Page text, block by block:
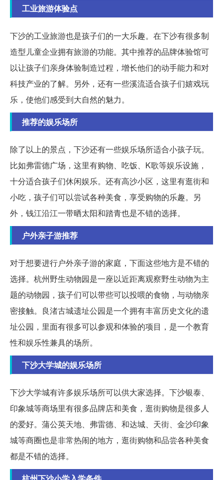
工业旅游体验点
下沙的工业旅游也是孩子们的一大乐趣。在下沙有很多制
造型儿童企业拥有旅游的功能。其中推荐的品牌体验馆可
以让孩子们亲身体验制造过程，增长他们的动手能力和对
科技产业的了解。另外，还有一些溪流适合孩子们嬉戏玩
乐，使他们感受到大自然的魅力。
推荐的娱乐场所
除了以上的景点，下沙还有一些娱乐场所适合小孩子玩。
比如弗雷德广场，这里有购物、吃饭、K歌等娱乐设施，
十分适合孩子们休闲娱乐。还有高沙小区，这里有逛街和
小吃，孩子们可以尝试各种美食，享受购物的乐趣。另
外，钱江沿江一带晒太阳和踏青也是不错的选择。
户外亲子游推荐
对于想要进行户外亲子游的家庭，下面这些地方是不错的
选择。杭州野生动物园是一座以近距离观察野生动物为主
题的动物园，孩子们可以带些可以投喂的食物，与动物亲
密接触。良渚古城遗址公园是一个拥有丰富历史文化的遗
址公园，里面有很多可以参观和体验的项目，是一个教育
性和娱乐性兼具的场所。
下沙大学城的娱乐场所
下沙大学城有许多娱乐场所可以供大家选择。下沙银泰、
印象城等商场里有很多品牌店和美食，逛街购物是很多人
的爱好。蒲公英天地、弗雷德、和达城、天街、金沙印象
城等商圈也是非常热闹的地方，逛街购物和品尝各种美食
都是不错的选择。